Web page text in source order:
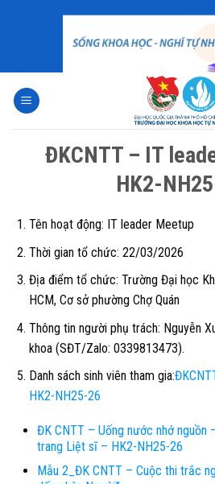
ĐKCNTT – IT
HK2-
Tên hoạt động: IT leader Meetup
Thời gian tổ chức: 22/03/2026
Địa điểm tổ chức: Trường Đại học
HCM, Cơ sở phường Chợ Quán
Thông tin người phụ trách: Nguyễn
khoa (SĐT/Zalo: 0339813473).
Danh sách sinh viên tham gia:
HK2-NH25-26
ĐK CNTT – Uống nước nhớ nguồn
trang Liệt sĩ – HK2-NH25-26
Mẫu 2_ĐK CNTT – Cuộc thi trắc